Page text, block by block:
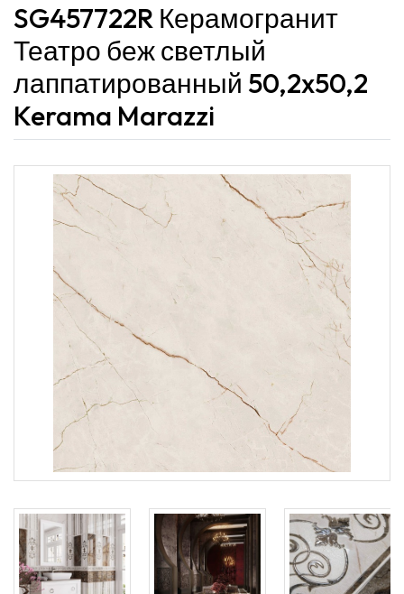
SG457722R Керамогранит
Театро беж светлый
лаппатированный 50,2x50,2
Kerama Marazzi